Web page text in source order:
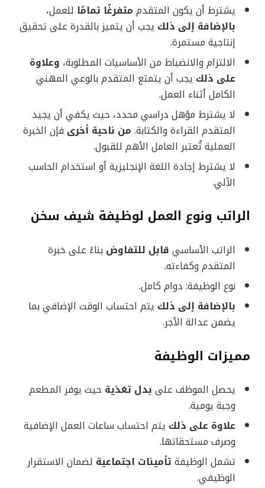
يشترط أن يكون المتقدم متفرغًا تمامًا للعمل،
بالإضافة إلى ذلك يجب أن يتميز بالقدرة على تحقيق
إنتاجية مستمرة.
الالتزام والانضباط من الأساسيات المطلوبة، وعلاوة
على ذلك يجب أن يتمتع المتقدم بالوعي المهني
الكامل أثناء العمل.
لا يشترط مؤهل دراسي محدد، حيث يكفي أن يجيد
المتقدم القراءة والكتابة. من ناحية أخرى فإن الخبرة
العملية تُعتبر العامل الأهم للقبول.
لا يشترط إجادة اللغة الإنجليزية أو استخدام الحاسب
الآلي.
الراتب ونوع العمل لوظيفة شيف سخن
الراتب الأساسي قابل للتفاوض بناءً على خبرة
المتقدم وكفاءته.
نوع الوظيفة: دوام كامل.
بالإضافة إلى ذلك يتم احتساب الوقت الإضافي بما
يضمن عدالة الأجر.
مميزات الوظيفة
يحصل الموظف على بدل تغذية حيث يوفر المطعم
وجبة يومية.
علاوة على ذلك يتم احتساب ساعات العمل الإضافية
وصرف مستحقاتها.
تشمل الوظيفة تأمينات اجتماعية لضمان الاستقرار
الوظيفي.